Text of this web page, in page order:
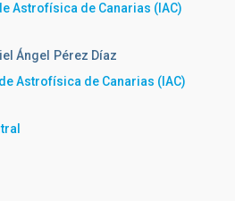
Astrofísica de Canarias (IAC)
Ángel
Pérez Díaz
Astrofísica de Canarias (IAC)